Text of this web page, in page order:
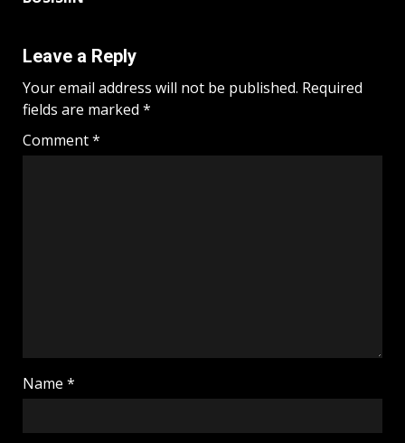
Leave a Reply
Your email address will not be published. Required
fields are marked *
Comment*
Name *